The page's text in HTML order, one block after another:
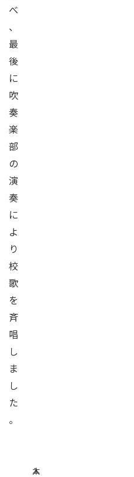
べ
、
最
後
に
吹
奏
楽
部
の
演
奏
に
よ
り
校
歌
を
斉
唱
し
ま
し
た
。
入
本